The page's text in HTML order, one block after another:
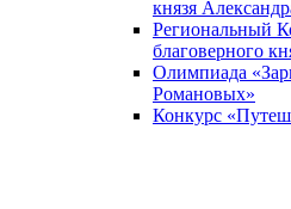
князя
Региональный
благоверного
Олимпиада
Романовых»
Конкурс